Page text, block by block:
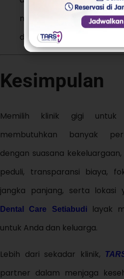
membuat pasien bisa
dan mendapat penjelasan
Kesimpulan
Memilih klinik gigi untuk
membutuhkan banyak
dengan suasana
peduli, transparansi biaya,
jangka panjang, serta lokasi
Dental Care Setiabudi
layak
untuk Anda dan keluarga.
Lebih dari sekadar klinik,
partner dalam menjaga